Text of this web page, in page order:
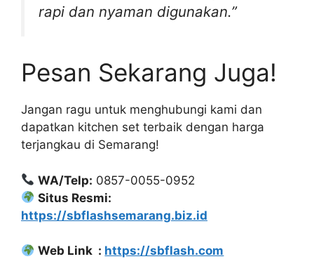
rapi dan nyaman digunakan.”
Pesan Sekarang Juga!
Jangan ragu untuk menghubungi kami dan
dapatkan kitchen set terbaik dengan harga
terjangkau di Semarang!
WA/Telp: 0857-0055-0952
Situs Resmi:
https://sbflashsemarang.biz.id
Web Link : https://sbflash.com